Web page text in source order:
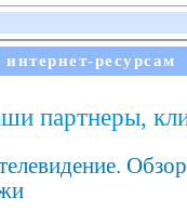
ресурсам
партнеры,